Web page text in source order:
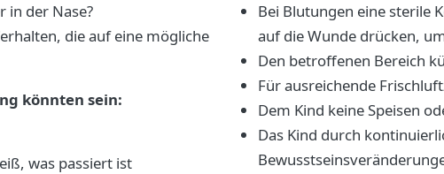
in der Nase?
die auf eine mögliche
könnten sein:
was passiert ist
Bei Blutungen eine sterile
auf die Wunde drücken,
Den betroffenen Bereich
Für ausreichende
Dem Kind keine Speisen
Das Kind durch